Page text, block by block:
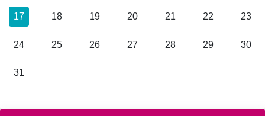
17 18 19 20 21 22 23
24 25 26 27 28 29 30
31